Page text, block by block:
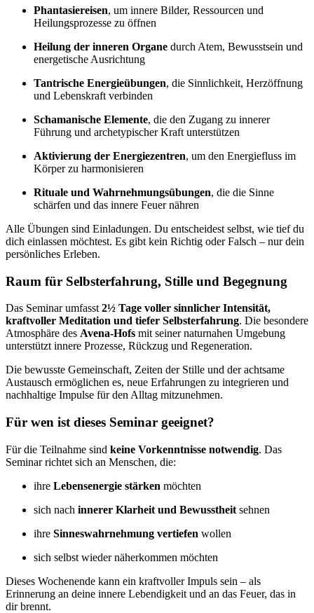
Phantasiereisen, um innere Bilder, Ressourcen und
Heilungsprozesse zu öffnen
Heilung der inneren Organe durch Atem, Bewusstsein und
energetische Ausrichtung
Tantrische Energieübungen, die Sinnlichkeit, Herzöffnung
und Lebenskraft verbinden
Schamanische Elemente, die den Zugang zu innerer
Führung und archetypischer Kraft unterstützen
Aktivierung der Energiezentren, um den Energiefluss im
Körper zu harmonisieren
Rituale und Wahrnehmungsübungen, die die Sinne
schärfen und das innere Feuer nähren
Alle Übungen sind Einladungen. Du entscheidest selbst, wie tief du
dich einlassen möchtest. Es gibt kein Richtig oder Falsch – nur dein
persönliches Erleben.
Raum für Selbsterfahrung, Stille und Begegnung
Das Seminar umfasst 2½ Tage voller sinnlicher Intensität,
kraftvoller Meditation und tiefer Selbsterfahrung. Die besondere
Atmosphäre des Avena-Hofs mit seiner naturnahen Umgebung
unterstützt innere Prozesse, Rückzug und Regeneration.
Die bewusste Gemeinschaft, Zeiten der Stille und der achtsame
Austausch ermöglichen es, neue Erfahrungen zu integrieren und
nachhaltige Impulse für den Alltag mitzunehmen.
Für wen ist dieses Seminar geeignet?
Für die Teilnahme sind keine Vorkenntnisse notwendig. Das
Seminar richtet sich an Menschen, die:
ihre Lebensenergie stärken möchten
sich nach innerer Klarheit und Bewusstheit sehnen
ihre Sinneswahrnehmung vertiefen wollen
sich selbst wieder näherkommen möchten
Dieses Wochenende kann ein kraftvoller Impuls sein – als
Erinnerung an deine innere Lebendigkeit und an das Feuer, das in
dir brennt.